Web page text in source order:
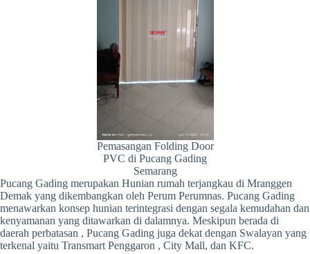
Pemasangan Folding Door
PVC di Pucang Gading
Semarang
Pucang Gading merupakan Hunian rumah terjangkau di Mranggen
Demak yang dikembangkan oleh Perum Perumnas. Pucang Gading
menawarkan konsep hunian terintegrasi dengan segala kemudahan dan
kenyamanan yang ditawarkan di dalamnya. Meskipun berada di
daerah perbatasan , Pucang Gading juga dekat dengan Swalayan yang
terkenal yaitu Transmart Penggaron , City Mall, dan KFC.